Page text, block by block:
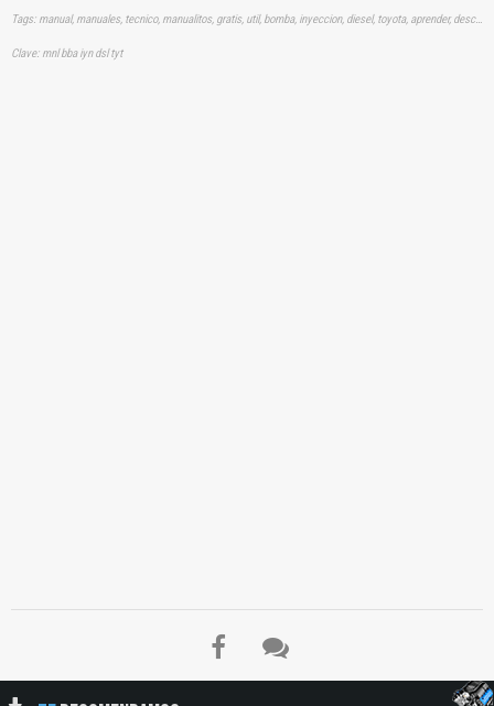
Tags: manual, manuales, tecnico, manualitos, gratis, util, bomba, inyeccion, diesel, toyota, aprender, descargas
Clave: mnl bba iyn dsl tyt